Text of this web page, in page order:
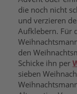
die noch nicht
und verzieren
Aufklebern. Für
den
Schicke ihn per
sieben